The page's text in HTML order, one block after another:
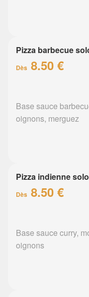
Pizza barbecue
Dès 8.50 €
Base sauce
oignons, merguez
Pizza indienne solo
Dès 8.50 €
Base sauce curry,
oignons